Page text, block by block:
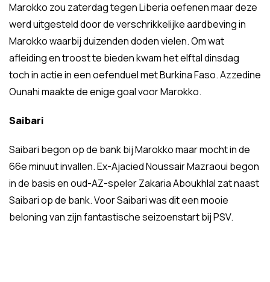
Marokko zou zaterdag tegen Liberia oefenen maar deze
werd uitgesteld door de verschrikkelijke aardbeving in
Marokko waarbij duizenden doden vielen. Om wat
afleiding en troost te bieden kwam het elftal dinsdag
toch in actie in een oefenduel met Burkina Faso. Azzedine
Ounahi maakte de enige goal voor Marokko.
Saibari
Saibari begon op de bank bij Marokko maar mocht in de
66e minuut invallen. Ex-Ajacied Noussair Mazraoui begon
in de basis en oud-AZ-speler Zakaria Aboukhlal zat naast
Saibari op de bank. Voor Saibari was dit een mooie
beloning van zijn fantastische seizoenstart bij PSV.